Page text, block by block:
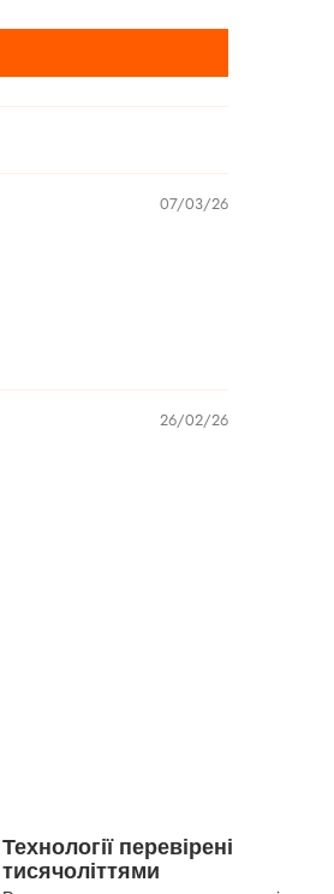
07/03/26
26/02/26
Технології перевірені
тисячоліттями